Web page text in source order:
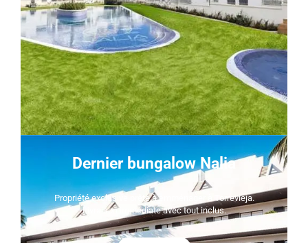
Dernier bungalow Nalia
Propriété exclusive prête à emménager à Torrevieja.
Livraison immédiate avec tout inclus.